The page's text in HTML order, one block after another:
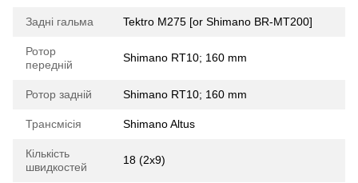
Задні гальма Tektro M275 [or Shimano BR-MT200]
Ротор
передній
Shimano RT10; 160 mm
Ротор задній Shimano RT10; 160 mm
Трансмісія Shimano Altus
Кількість
швидкостей
18 (2x9)